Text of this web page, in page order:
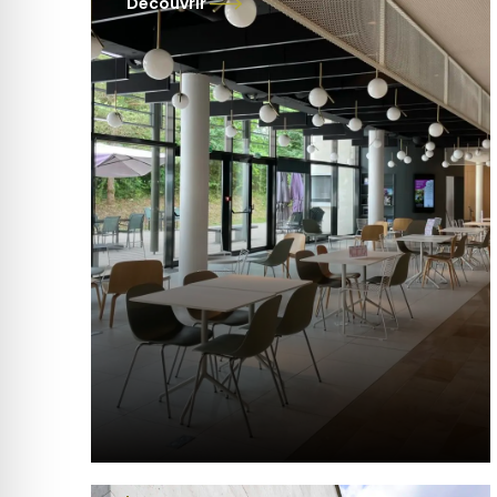
Toutes les informations pratiques
pour préparer votre visite au
Mémorial et à la Boisserie : horaires,
tarifs, modes de paiement,
accessibilité, petits plus (cafétéria,
boutique, audioguides adaptés,
chiens acceptés) et accès à
Colombey‑les‑Deux‑Églises.